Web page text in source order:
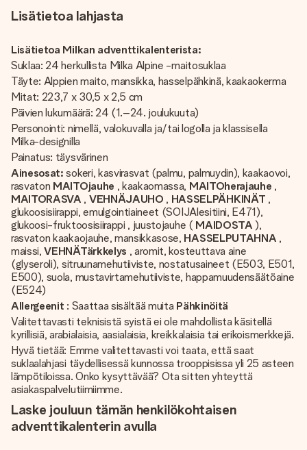
Lisätietoa lahjasta
Lisätietoa Milkan adventtikalenterista:
Suklaa: 24 herkullista Milka Alpine -maitosuklaa
Täyte: Alppien maito, mansikka, hasselpähkinä, kaakaokerma
Mitat: 223,7 x 30,5 x 2,5 cm
Päivien lukumäärä: 24 (1.–24. joulukuuta)
Personointi: nimellä, valokuvalla ja/tai logolla ja klassisella
Milka-designilla
Painatus: täysvärinen
Ainesosat: sokeri, kasvirasvat (palmu, palmuydin), kaakaovoi,
rasvaton MAITOjauhe , kaakaomassa, MAITOherajauhe ,
MAITORASVA , VEHNÄJAUHO , HASSELPÄHKINÄT ,
glukoosisiirappi, emulgointiaineet (SOIJAlesitiini, E471),
glukoosi-fruktoosisiirappi , juustojauhe ( MAIDOSTA ),
rasvaton kaakaojauhe, mansikkasose, HASSELPUTAHNA ,
maissi,VEHNÄTärkkelys , aromit, kosteuttava aine
(glyseroli), sitruunamehutiiviste, nostatusaineet (E503, E501,
E500), suola, mustavirtamehutiiviste, happamuudensäätöaine
(E524)
Allergeenit : Saattaa sisältää muita Pähkinöitä
Valitettavasti teknisistä syistä ei ole mahdollista käsitellä
kyrillisiä, arabialaisia, aasialaisia, kreikkalaisia tai erikoismerkkejä.
Hyvä tietää: Emme valitettavasti voi taata, että saat
suklaalahjasi täydellisessä kunnossa trooppisissa yli 25 asteen
lämpötiloissa. Onko kysyttävää? Ota sitten yhteyttä
asiakaspalvelutiimiimme.
Laske jouluun tämän henkilökohtaisen
adventtikalenterin avulla